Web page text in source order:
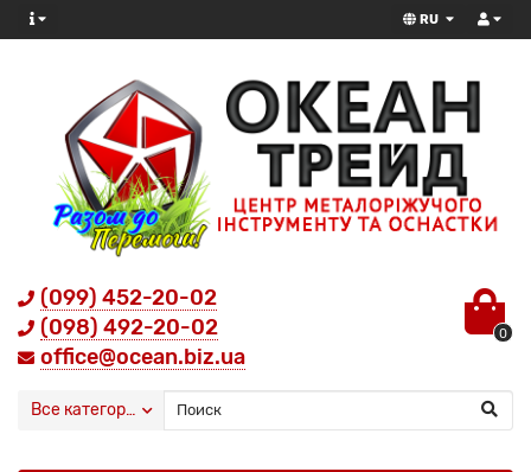
RU
(099) 452-20-02
(098) 492-20-02
office@ocean.biz.ua
0
Все категории